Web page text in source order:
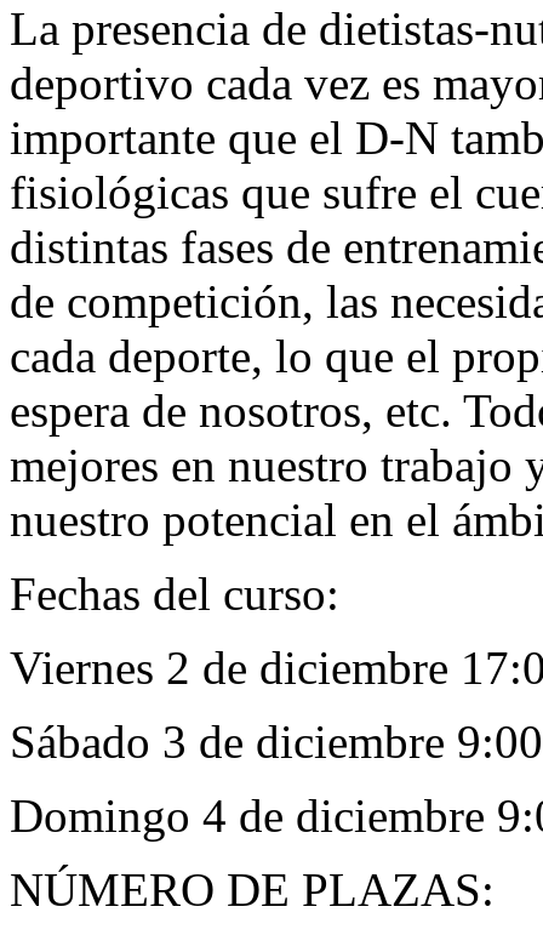
La presencia de dietistas-
deportivo cada vez es
importante que el D-N
fisiológicas que sufre el
distintas fases de
de competición, las
cada deporte, lo que el
espera de nosotros, etc.
mejores en nuestro trabajo
nuestro potencial en el
Fechas del curso:
Viernes 2 de diciembre
Sábado 3 de diciembre
Domingo 4 de diciembre
NÚMERO DE PLAZAS: